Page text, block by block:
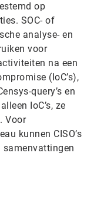
op
SOC- of
analyse- en
voor
na een
(IoC’s),
query’s en
IoC’s, ze
Voor
kunnen CISO’s
samenvattingen